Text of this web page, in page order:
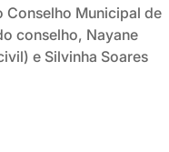
Conselho Municipal de
conselho, Nayane
e Silvinha Soares